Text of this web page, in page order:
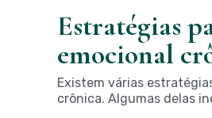
Estratégias
emocional
Existem várias
crônica. Algumas delas